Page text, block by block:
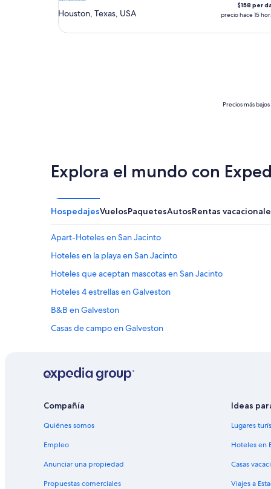
Houston, Texas, USA
$158 per
precio hace 15
Precios más
Explora el mundo con
HospedajesVuelosPaquetesAutosRentas
Apart-Hoteles en San Jacinto
Hoteles en la playa en San Jacinto
Hoteles que aceptan mascotas en San Jacinto
Hoteles 4 estrellas en Galveston
B&B en Galveston
Casas de campo en Galveston
Hoteles de Drury Inn & Suites en Galveston
Hoteles familiares en Galveston
Compañía
Quiénes somos
Empleo
Anunciar una propiedad
Propuestas comerciales
Ideas
Lugares
Hoteles en
Casas
Viajes a